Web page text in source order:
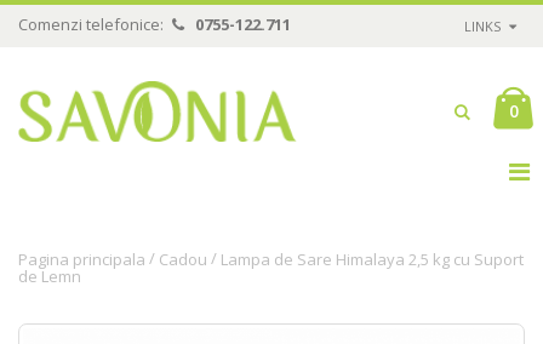
Comenzi telefonice: 0755-122.711 LINKS
0
Pagina principala / Cadou / Lampa de Sare Himalaya 2,5 kg cu Suport
de Lemn